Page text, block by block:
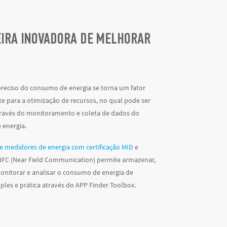
INOVADORA DE MELHORAR
do consumo de energia se torna um fator
para a otimização de recursos, no qual pode ser
do monitoramento e coleta de dados do
energia.
medidores de energia com certificação MID e
(Near Field Communication) permite armazenar,
e analisar o consumo de energia de
e prática através do APP Finder Toolbox.